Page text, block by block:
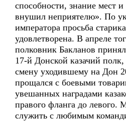
способности, знание мест
внушил неприятелю». По
императора просьба
удовлетворена. В апреле
полковник Бакланов
17-й Донской казачий
смену уходившему на Дон
прощался с боевыми
увешанных наградами
правого фланга до левого.
служить с любимым